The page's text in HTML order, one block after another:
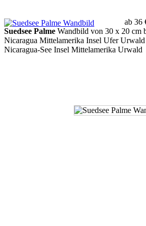
ab 36
Suedsee Palme Wandbild von 30 x 20 cm
Nicaragua Mittelamerika Insel Ufer
Nicaragua-See Insel Mittelamerika Urwald